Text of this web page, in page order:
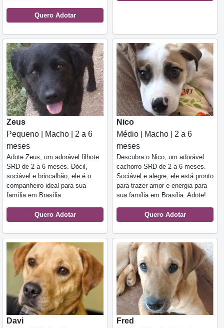
Quero Adotar
Zeus
Pequeno | Macho | 2 a 6
meses
Adote Zeus, um adorável filhote
SRD de 2 a 6 meses. Dócil,
sociável e brincalhão, ele é o
companheiro ideal para sua
família em Brasília.
Quero Adotar
Nico
Médio | Macho | 2 a 6
meses
Descubra o Nico, um adorável
cachorro SRD de 2 a 6 meses.
Sociável e alegre, ele está pronto
para trazer amor e energia para
sua família em Brasília. Adote!
Quero Adotar
Davi
Fred